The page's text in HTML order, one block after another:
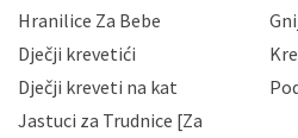
slučajevima koji su dozvoljeni
da možete u svako doba, u
zatražiti prestanak
podataka. Opoziv privole
Hranilice Za Bebe
Dječji krevetići
Dječji kreveti na kat
Jastuci za Trudnice [Za